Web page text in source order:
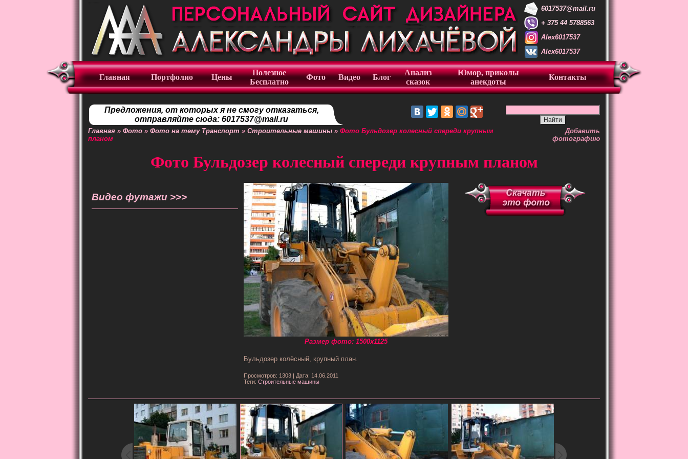
6017537@mail.ru
+ 375 44 5788563
Alex6017537
Alex6017537
Главная Портфолио Цены
Полезное
Бесплатно
Фото Видео Блог
Анализ
сказок
Юмор, приколы
анекдоты
Контакты
Предложения, от которых я не смогу отказаться,
отправляйте сюда: 6017537@mail.ru
Главная » Фото » Фото на тему Транспорт » Строительные машины » Фото Бульдозер колесный спереди крупным
планом
Добавить
фотографию
Фото Бульдозер колесный спереди крупным планом
Видео футажи >>>
Размер фото: 1500x1125
Бульдозер колёсный, крупный план.
Просмотров: 1303 | Дата: 14.06.2011
Теги: Строительные машины